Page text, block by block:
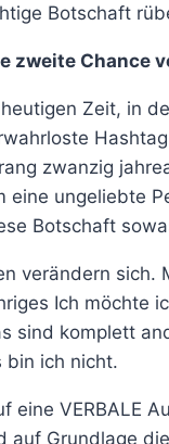
Botschaft
zweite Chance
Zeit, in
zwanzig
eine ungeliebte
Botschaft
verändern sich.
Ich möchte
sind komplett
bin ich nicht.
eine VERBALE
auf Grundlage